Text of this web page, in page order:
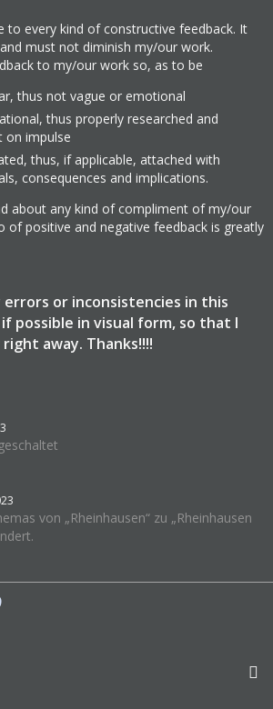
to every kind of constructive feedback. It
must not diminish my/our work.
to my/our work so, as to be
thus not vague or emotional
thus properly researched and
on impulse
thus, if applicable, attached with
consequences and implications.
about any kind of compliment of my/our
of positive and negative feedback is greatly
or inconsistencies in this
possible in visual form, so that I
away. Thanks!!!!
von „Rheinhausen“ zu „Rheinhausen